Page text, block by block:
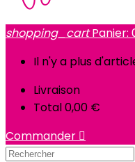
shopping_cart Panier:
Il n'y a plus
Livraison
Total0,00 €
Commander 